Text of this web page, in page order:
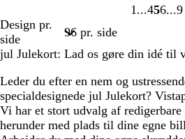
Side
1
Side
4Side
5Side
6
9
Design pr.
side
jul Julekort: Lad os gøre din idé til
Leder du efter en nem og
specialdesignede jul Julekort?
Vi har et stort udvalg af redigerbare
herunder med plads til dine egne